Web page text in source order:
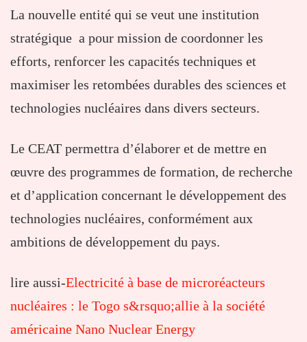
La nouvelle entité qui se veut une institution
stratégique a pour mission de coordonner les
efforts, renforcer les capacités techniques et
maximiser les retombées durables des sciences et
technologies nucléaires dans divers secteurs.
Le CEAT permettra d’élaborer et de mettre en
œuvre des programmes de formation, de recherche
et d’application concernant le développement des
technologies nucléaires, conformément aux
ambitions de développement du pays.
lire aussi-Electricité à base de microréacteurs
nucléaires : le Togo s&rsquo;allie à la société
américaine Nano Nuclear Energy